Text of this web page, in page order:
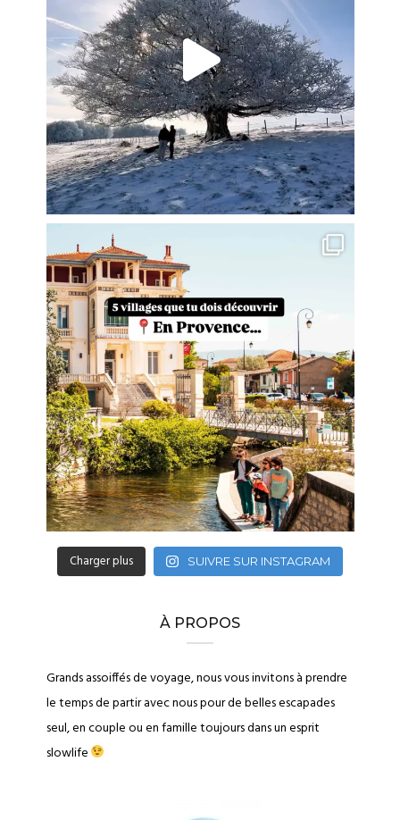
Charger plus SUIVRE SUR INSTAGRAM
À PROPOS
Grands assoiffés de voyage, nous vous invitons à prendre
le temps de partir avec nous pour de belles escapades
seul, en couple ou en famille toujours dans un esprit
slowlife